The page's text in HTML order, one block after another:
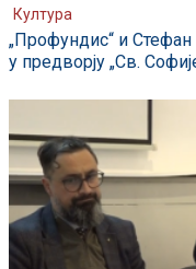
Култура
„Профундис“ и
у предворју „Св.